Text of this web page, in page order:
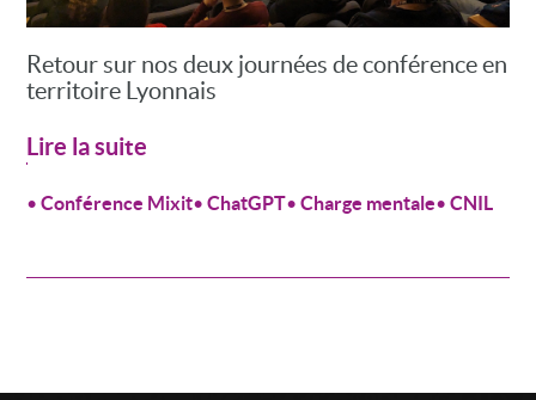
Retour sur nos deux journées de conférence en
territoire Lyonnais
Lire la suite
•Conférence Mixit•ChatGPT•Charge mentale•CNIL